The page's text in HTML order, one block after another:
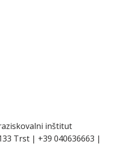
inštitut
Trst | +39 040636663 |